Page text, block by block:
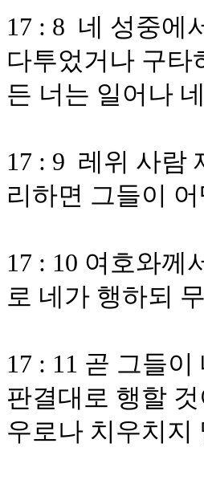
17 : 8 네 성중에
다투었거나 구타
든 너는 일어나
17 : 9 레위 사람
리하면 그들이
17 : 10 여호와께
로 네가 행하되
17 : 11 곧 그들
판결대로 행할
우로나 치우치지